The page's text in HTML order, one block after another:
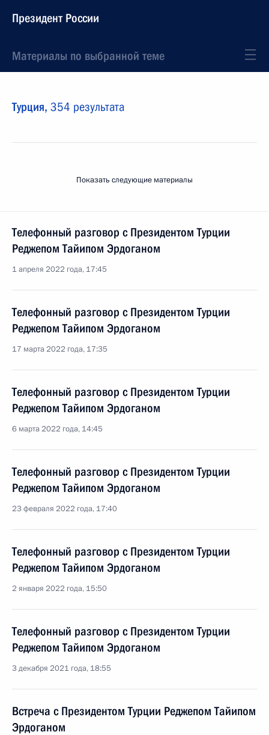
Президент России
Материалы по выбранной теме
Турция, 354 результата
Показать следующие материалы
Телефонный разговор с Президентом Турции
Реджепом Тайипом Эрдоганом
1 апреля 2022 года, 17:45
Телефонный разговор с Президентом Турции
Реджепом Тайипом Эрдоганом
17 марта 2022 года, 17:35
Телефонный разговор с Президентом Турции
Реджепом Тайипом Эрдоганом
6 марта 2022 года, 14:45
Телефонный разговор с Президентом Турции
Реджепом Тайипом Эрдоганом
23 февраля 2022 года, 17:40
Телефонный разговор с Президентом Турции
Реджепом Тайипом Эрдоганом
2 января 2022 года, 15:50
Телефонный разговор с Президентом Турции
Реджепом Тайипом Эрдоганом
3 декабря 2021 года, 18:55
Встреча с Президентом Турции Реджепом Тайипом
Эрдоганом